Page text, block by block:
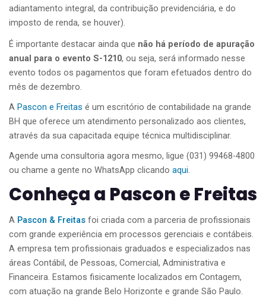
adiantamento integral, da contribuição previdenciária, e do
imposto de renda, se houver).
É importante destacar ainda que não há período de apuração
anual para o evento S-1210, ou seja, será informado nesse
evento todos os pagamentos que foram efetuados dentro do
mês de dezembro.
A Pascon e Freitas é um escritório de contabilidade na grande
BH que oferece um atendimento personalizado aos clientes,
através da sua capacitada equipe técnica multidisciplinar.
Agende uma consultoria agora mesmo, ligue (031) 99468-4800
ou chame a gente no WhatsApp clicando aqui.
Conheça a Pascon e Freitas
A Pascon & Freitas foi criada com a parceria de profissionais
com grande experiência em processos gerenciais e contábeis.
A empresa tem profissionais graduados e especializados nas
áreas Contábil, de Pessoas, Comercial, Administrativa e
Financeira. Estamos fisicamente localizados em Contagem,
com atuação na grande Belo Horizonte e grande São Paulo.